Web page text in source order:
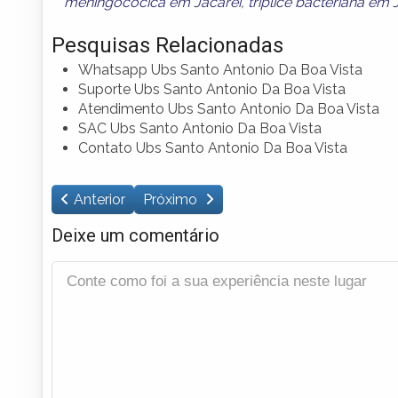
Pesquisas Relacionadas
Whatsapp Ubs Santo Antonio Da Boa Vista
Suporte Ubs Santo Antonio Da Boa Vista
Atendimento Ubs Santo Antonio Da Boa Vista
SAC Ubs Santo Antonio Da Boa Vista
Contato Ubs Santo Antonio Da Boa Vista
Anterior Próximo
Deixe um comentário